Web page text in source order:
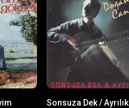
Sonsuza Dek / Ayrılık